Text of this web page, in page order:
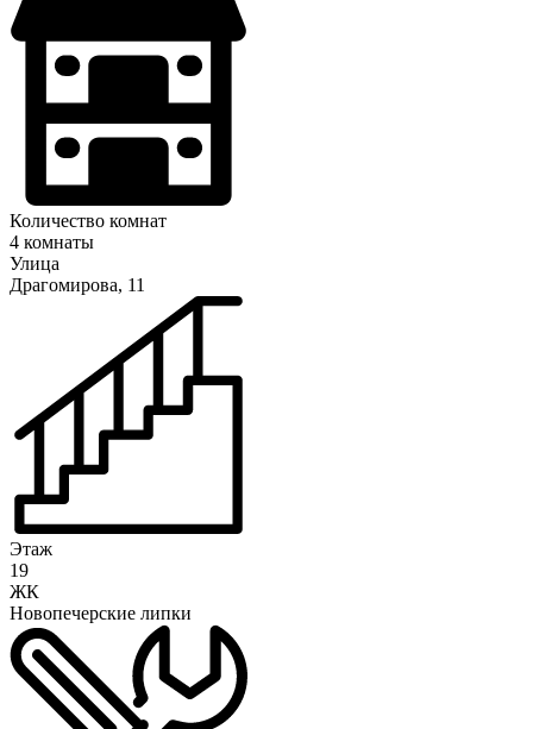
Количество комнат
4 комнаты
Улица
Драгомирова, 11
Этаж
19
ЖК
Новопечерские липки